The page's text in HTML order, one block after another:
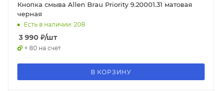
Кнопка смыва Allen Brau Priority 9.20001.31 матовая
черная
Есть в наличии: 208
3 990 ₽/шт
+ 80 на счет
В КОРЗИНУ